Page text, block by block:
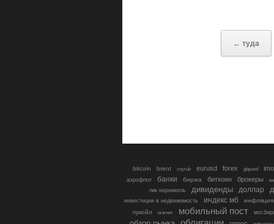
← туда
bitcoin brent cnyrub eurusd forex gbpusd
аэрофлот банки биржа биткоин брокеры
гмк норникель
дивиденды доллар
инвестиции в недвижимость индекс мб
инфляция
лукойл
магнит мобильный пост